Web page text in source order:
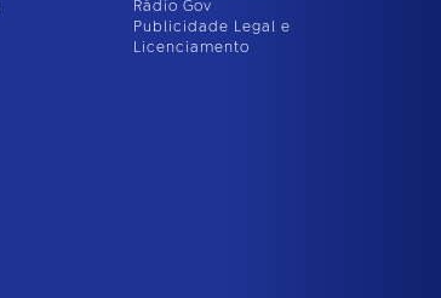
Rádio Gov
Publicidade Legal e
Licenciamento